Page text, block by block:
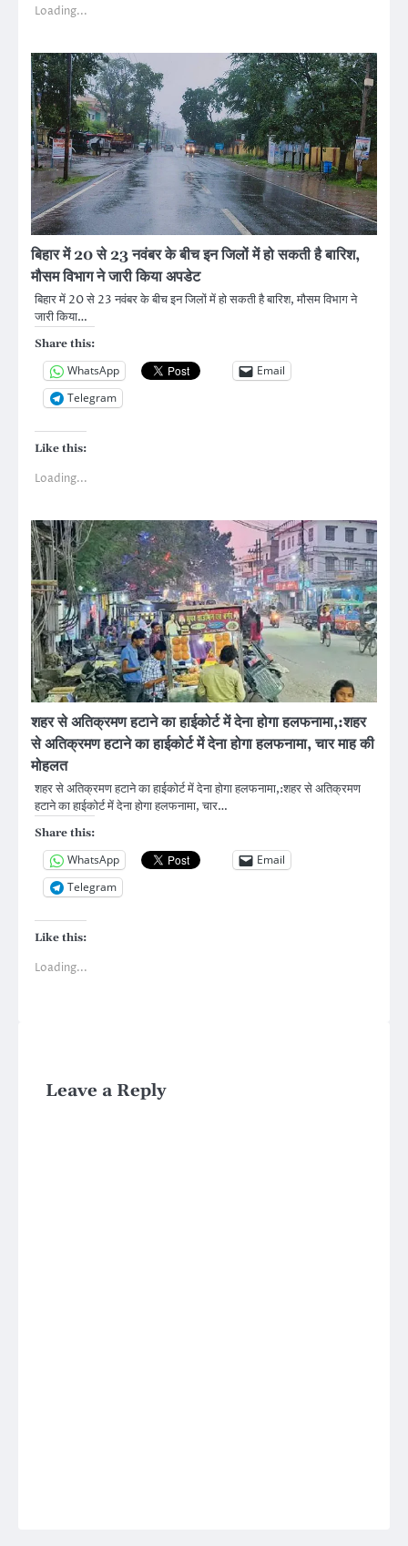
Loading...
बिहार में 20 से 23 नवंबर के बीच इन जिलों में हो सकती है बारिश,
मौसम विभाग ने जारी किया अपडेट
बिहार में 20 से 23 नवंबर के बीच इन जिलों में हो सकती है बारिश, मौसम विभाग ने
जारी किया…
Share this:
WhatsApp
Email
Telegram
Like this:
Loading...
शहर से अतिक्रमण हटाने का हाईकोर्ट में देना होगा हलफनामा,:शहर
से अतिक्रमण हटाने का हाईकोर्ट में देना होगा हलफनामा, चार माह की
मोहलत
शहर से अतिक्रमण हटाने का हाईकोर्ट में देना होगा हलफनामा,:शहर से अतिक्रमण
हटाने का हाईकोर्ट में देना होगा हलफनामा, चार…
Share this:
WhatsApp
Email
Telegram
Like this:
Loading...
Leave a Reply